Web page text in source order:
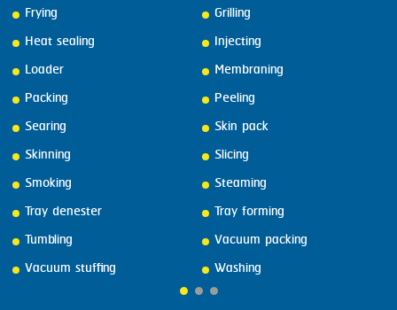
Frying
Grilling
Heat sealing
Injecting
Loader
Membraning
Packing
Peeling
Searing
Skin pack
Skinning
Slicing
Smoking
Steaming
Tray denester
Tray forming
Tumbling
Vacuum packing
Vacuum stuffing
Washing